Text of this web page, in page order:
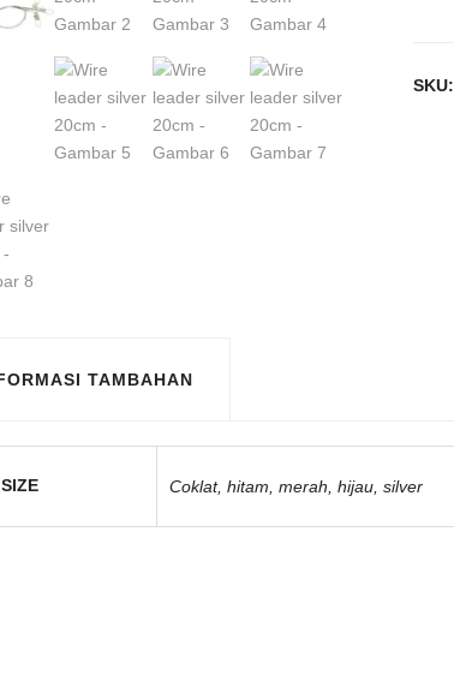
SKU:
TAMBAHAN
SIZE Coklat, hitam, merah, hijau, silver